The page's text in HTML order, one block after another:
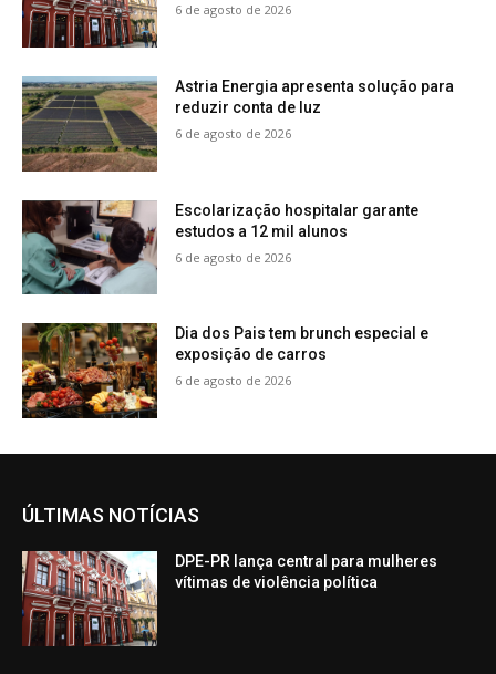
6 de agosto de 2026
Astria Energia apresenta solução para
reduzir conta de luz
6 de agosto de 2026
Escolarização hospitalar garante
estudos a 12 mil alunos
6 de agosto de 2026
Dia dos Pais tem brunch especial e
exposição de carros
6 de agosto de 2026
ÚLTIMAS NOTÍCIAS
DPE-PR lança central para mulheres
vítimas de violência política